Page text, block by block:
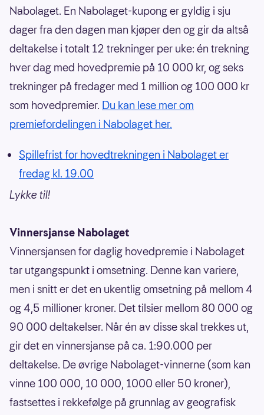
Nabolaget. En Nabolaget-kupong er gyldig i sju
dager fra den dagen man kjøper den og gir da altså
deltakelse i totalt 12 trekninger per uke: én trekning
hver dag med hovedpremie på 10 000 kr, og seks
trekninger på fredager med 1 million og 100 000 kr
som hovedpremier. Du kan lese mer om
premiefordelingen i Nabolaget her.
Spillefrist for hovedtrekningen i Nabolaget er
fredag kl. 19.00
Lykke til!
Vinnersjanse Nabolaget
Vinnersjansen for daglig hovedpremie i Nabolaget
tar utgangspunkt i omsetning. Denne kan variere,
men i snitt er det en ukentlig omsetning på mellom 4
og 4,5 millioner kroner. Det tilsier mellom 80 000 og
90 000 deltakelser. Når én av disse skal trekkes ut,
gir det en vinnersjanse på ca. 1:90.000 per
deltakelse. De øvrige Nabolaget-vinnerne (som kan
vinne 100 000, 10 000, 1000 eller 50 kroner),
fastsettes i rekkefølge på grunnlag av geografisk